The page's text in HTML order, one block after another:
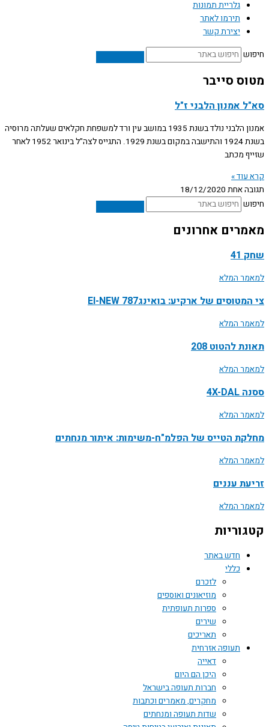
גלריית תמונות
תירמו לאתר
יצירת קשר
חיפוש
מטוס סייבר
סא"ל אמנון הלבני ז"ל
אמנון הלבני נולד בשנת 1935 במושב עין ורד למשפחת חקלאים שעלתה מרוסיה
בשנת 1924 והתישבה במקום בשנת 1929. התגייס לצה"ל בינואר 1952 לאחר
שזייף מכתב
קרא עוד »
תגובה אחת 18/12/2020
חיפוש
מאמרים אחרונים
שחק 41
למאמר המלא
צי המטוסים של ארקיע: בואינג787 EI-NEW
למאמר המלא
תאונת להטוט 208
למאמר המלא
ססנה 4X-DAL
למאמר המלא
מחלקת הטייס של הפלמ"ח-משימות: איתור מנחתים
למאמר המלא
זריעת עננים
למאמר המלא
קטגוריות
חדש באתר
כללי
לזכרם
מוזיאונים ואוספים
ספרות תעופתית
שירים
תאריכים
תעופה אזרחית
דאייה
היכן הם היום
חברות תעופה בישראל
מחקרים, מאמרים וכתבות
שדות תעופה ומנחתים